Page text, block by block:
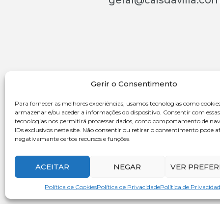
Gerir o Consentimento
Para fornecer as melhores experiências, usamos tecnologias como
armazenar e/ou aceder a informações do dispositivo. Consentir com essas
tecnologias nos permitirá processar dados, como comportamento de
IDs exclusivos neste site. Não consentir ou retirar o consentimento pode
negativamante certos recursos e funções.
ACEITAR NEGAR VER
Política de CookiesPolítica de PrivacidadePolítica de
da estação ferroviária de Vila Real, edifício histórico
pela criatividade e inovação do projeto, considerado,
pelo Turismo de Portugal, como ponto de interesse
turístico na região duriense e alto duriense.